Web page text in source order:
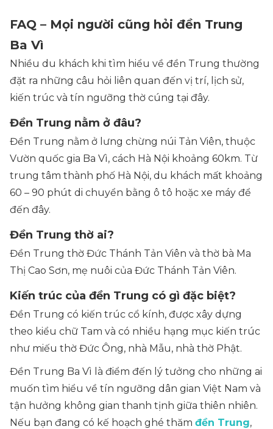
FAQ – Mọi người cũng hỏi đền Trung
Ba Vì
Nhiều du khách khi tìm hiểu về đền Trung thường
đặt ra những câu hỏi liên quan đến vị trí, lịch sử,
kiến trúc và tín ngưỡng thờ cúng tại đây.
Đền Trung nằm ở đâu?
Đền Trung nằm ở lưng chừng núi Tản Viên, thuộc
Vườn quốc gia Ba Vì, cách Hà Nội khoảng 60km. Từ
trung tâm thành phố Hà Nội, du khách mất khoảng
60 – 90 phút di chuyển bằng ô tô hoặc xe máy để
đến đây.
Đền Trung thờ ai?
Đền Trung thờ Đức Thánh Tản Viên và thờ bà Ma
Thị Cao Sơn, mẹ nuôi của Đức Thánh Tản Viên.
Kiến trúc của đền Trung có gì đặc biệt?
Đền Trung có kiến trúc cổ kính, được xây dựng
theo kiểu chữ Tam và có nhiều hạng mục kiến trúc
như miếu thờ Đức Ông, nhà Mẫu, nhà thờ Phật.
Đền Trung Ba Vì là điểm đến lý tưởng cho những ai
muốn tìm hiểu về tín ngưỡng dân gian Việt Nam và
tận hưởng không gian thanh tịnh giữa thiên nhiên.
Nếu bạn đang có kế hoạch ghé thăm đền Trung,